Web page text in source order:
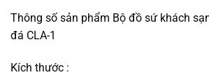
Thông số sản phẩm Bộ đồ sứ khách
đá CLA-1
Kích thước :